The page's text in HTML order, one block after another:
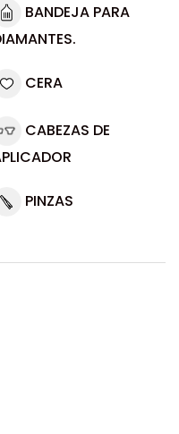
BANDEJA PARA
CERA
CABEZAS DE
PINZAS